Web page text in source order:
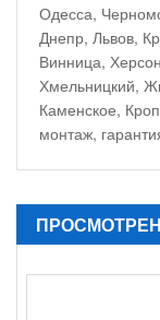
Одесса,
Днепр, Львов,
Винница,
Хмельницкий,
Каменское,
монтаж,